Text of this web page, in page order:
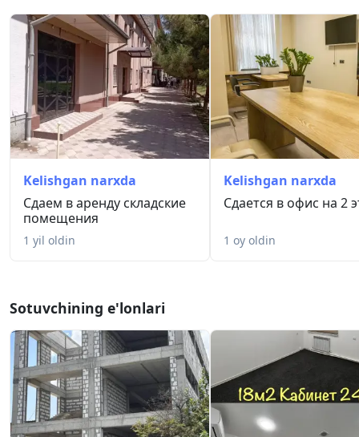
Kelishgan narxda
Сдаем в аренду складские
помещения
1 yil oldin
Kelishgan narxda
Сдается в офис на 2
1 oy oldin
Sotuvchining e'lonlari